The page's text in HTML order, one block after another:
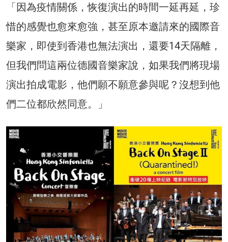
「因為疫情關係，恢復演出的時間一延再延，珍
惜的感覺也愈來愈強，甚至原本邀請來的國際音
樂家，即使到香港也無法演出，還要14天隔離，
但我們問這兩位德國音樂家說，如果我們將現場
演出拍成電影，他們願不願意參與呢？沒想到他
們二位都欣然同意。」